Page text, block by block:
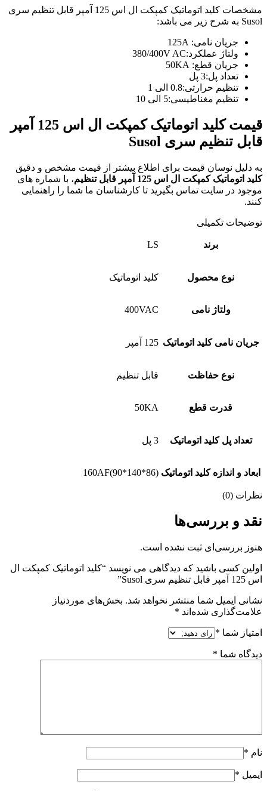
مشخصات کلید اتوماتیک کمپکت ال اس 125 آمپر قابل تنظیم سری
Susol به شرح زیر می باشد:
جریان نامی: 125A
ولتاژ عملکرد:380/400V AC
جریان قطع: 50KA
تعداد پل:3 پل
تنظیم حرارتی:0.8 الی 1
تنظیم مغناطیسی:5 الی 10
قیمت کلید اتوماتیک کمپکت ال اس 125 آمپر
قابل تنظیم سری Susol
به دلیل نوسان قیمت برای اطلاع بیشتر از قیمت مشخص و دقیق
کلید اتوماتیک کمپکت ال اس 125 آمپر قابل تنظیم
، با شماره های
موجود در سایت تماس بگیرید تا کارشناسان ما شما را راهنمایی
کنند.
توضیحات تکمیلی
برند LS
نوع محصول کلید اتوماتیک
ولتاژ نامی 400VAC
جریان نامی کلید اتوماتیک 125 آمپر
نوع حفاظت قابل تنظیم
قدرت قطع 50KA
تعداد پل کلید اتوماتیک 3 پل
ابعاد و اندازه کلید اتوماتیک 160AF(90*140*86)
نظرات (0)
نقد و بررسی‌ها
هنوز بررسی‌ای ثبت نشده است.
اولین کسی باشید که دیدگاهی می نویسد “کلید اتوماتیک کمپکت ال
اس 125 آمپر قابل تنظیم سری Susol”
نشانی ایمیل شما منتشر نخواهد شد. بخش‌های موردنیاز
علامت‌گذاری شده‌اند *
امتیاز شما *
دیدگاه شما *
نام *
ایمیل *